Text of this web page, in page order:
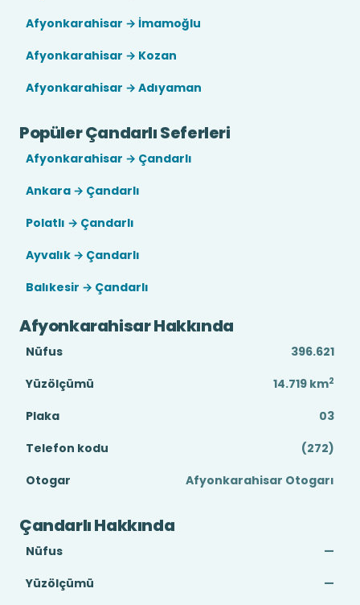
Afyonkarahisar → İmamoğlu
Afyonkarahisar → Kozan
Afyonkarahisar → Adıyaman
Popüler Çandarlı Seferleri
Afyonkarahisar → Çandarlı
Ankara → Çandarlı
Polatlı → Çandarlı
Ayvalık → Çandarlı
Balıkesir → Çandarlı
Afyonkarahisar Hakkında
Nüfus
396.621
Yüzölçümü
14.719 km2
Plaka
03
Telefon kodu
(272)
Otogar
Afyonkarahisar Otogarı
Çandarlı Hakkında
Nüfus
—
Yüzölçümü
—